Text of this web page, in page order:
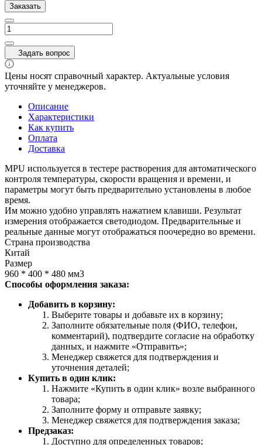
Заказать
Задать вопрос
Цены носят справочный характер. Актуальные условия
уточняйте у менеджеров.
Описание
Характеристики
Как купить
Оплата
Доставка
MPU используется в тестере растворения для автоматического
контроля температуры, скорости вращения и времени, и
параметры могут быть предварительно установлены в любое
время.
Им можно удобно управлять нажатием клавиши. Результат
измерения отображается светодиодом. Предварительные и
реальные данные могут отображаться поочередно во времени.
Страна производства
Китай
Размер
960 * 400 * 480 мм3
Способы оформления заказа:
Добавить в корзину:
Выберите товары и добавьте их в корзину;
Заполните обязательные поля (ФИО, телефон,
комментарий), подтвердите согласие на обработку
данных, и нажмите «Отправить»;
Менеджер свяжется для подтверждения и
уточнения деталей;
Купить в один клик:
Нажмите «Купить в один клик» возле выбранного
товара;
Заполните форму и отправьте заявку;
Менеджер свяжется для подтверждения заказа;
Предзаказ:
Доступно для определенных товаров;